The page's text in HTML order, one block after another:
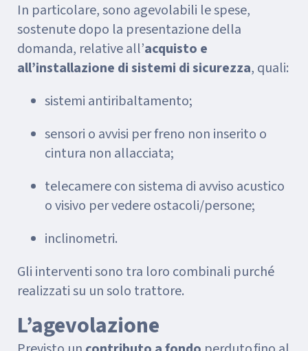
In particolare, sono agevolabili le spese,
sostenute dopo la presentazione della
domanda, relative all’acquisto e
all’installazione di sistemi di sicurezza, quali:
sistemi antiribaltamento;
sensori o avvisi per freno non inserito o
cintura non allacciata;
telecamere con sistema di avviso acustico
o visivo per vedere ostacoli/persone;
inclinometri.
Gli interventi sono tra loro combinali purché
realizzati su un solo trattore.
L’agevolazione